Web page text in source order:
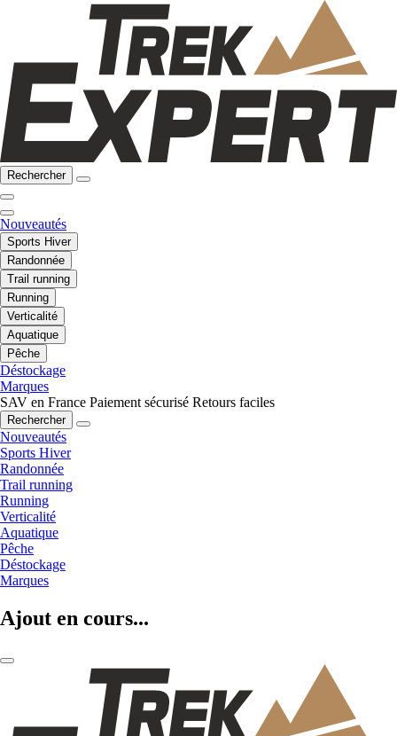
Rechercher
Nouveautés
Sports Hiver
Randonnée
Trail running
Running
Verticalité
Aquatique
Pêche
Déstockage
Marques
SAV en France Paiement sécurisé Retours faciles
Rechercher
Nouveautés
Sports Hiver
Randonnée
Trail running
Running
Verticalité
Aquatique
Pêche
Déstockage
Marques
Ajout en cours...